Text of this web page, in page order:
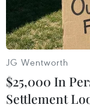
JG Wentworth
$25,000 In
Settlement